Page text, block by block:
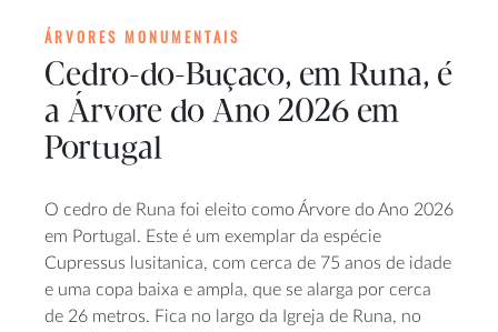
ÁRVORES MONUMENTAIS
Cedro-do-Buçaco, em Runa, é
a Árvore do Ano 2026 em
Portugal
O cedro de Runa foi eleito como Árvore do Ano 2026
em Portugal. Este é um exemplar da espécie
Cupressus lusitanica, com cerca de 75 anos de idade
e uma copa baixa e ampla, que se alarga por cerca
de 26 metros. Fica no largo da Igreja de Runa, no